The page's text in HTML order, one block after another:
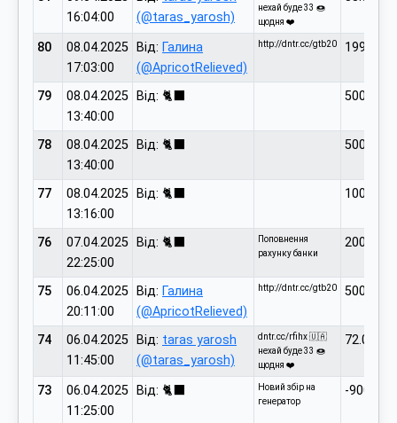
16:04:00
(@taras_yarosh)
нехай буде 33 🍩
щодня ❤️
80
08.04.2025
17:03:00
Від: Галина
(@ApricotRelieved)
http://dntr.cc/gtb20 199.00
79
08.04.2025
13:40:00
Від: 🐈‍⬛ 500.00
78
08.04.2025
13:40:00
Від: 🐈‍⬛ 500.00
77
08.04.2025
13:16:00
Від: 🐈‍⬛ 1000.00
76
07.04.2025
22:25:00
Від: 🐈‍⬛
Поповнення
рахунку банки
200.00
75
06.04.2025
20:11:00
Від: Галина
(@ApricotRelieved)
http://dntr.cc/gtb20 500.00
74
06.04.2025
11:45:00
Від: taras yarosh
(@taras_yarosh)
dntr.cc/rfihx 🇺🇦
нехай буде 33 🍩
щодня ❤️
72.00
73
06.04.2025
11:25:00
Від: 🐈‍⬛
Новий збір на
генератор
-900.00